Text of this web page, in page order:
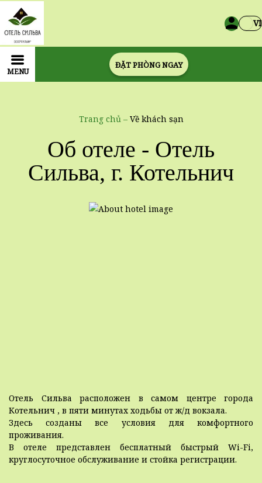
VI
MENU
ĐẶT PHÒNG NGAY
Trang chủ – Về khách sạn
Об отеле - Отель
Сильва, г. Котельнич
Отель Сильва расположен в самом центре города
Котельнич , в пяти минутах ходьбы от ж/д вокзала.
Здесь созданы все условия для комфортного
проживания.
В отеле представлен бесплатный быстрый Wi-Fi,
круглосуточное обслуживание и стойка регистрации.